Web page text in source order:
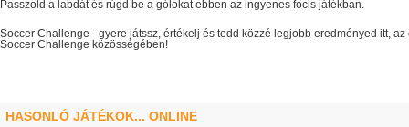
Passzold a labdát és rúgd be a gólokat ebben az ingyenes focis játékban.
Soccer Challenge - gyere játssz, értékelj és tedd közzé legjobb eredményed itt,
Soccer Challenge közösségében!
HASONLÓ JÁTÉKOK... ONLINE